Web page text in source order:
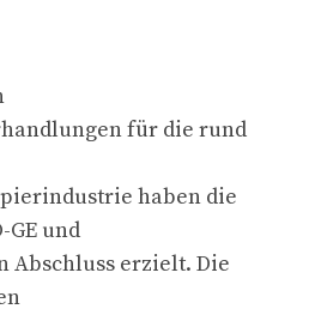
für die rund
haben die
GE und
Abschluss erzielt. Die